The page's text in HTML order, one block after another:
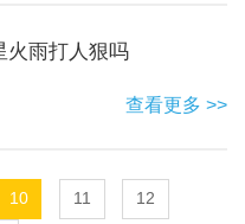
火雨打人狠吗
查看更多 >>
10 11 12